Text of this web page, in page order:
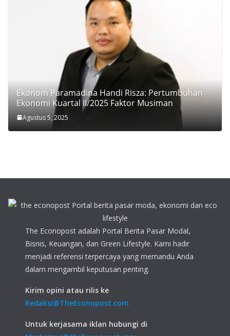
Ekonom Paramadina Handi Risza: Pertumbuhan
Ekonomi Kuartal II/2025 Faktor Musiman
Agustus 5, 2025
The Econopost adalah Portal Berita Pasar Modal,
Bisnis, Keuangan, dan Green Lifestyle. Kami hadir
menjadi referensi terpercaya yang memandu Anda
dalam mengambil keputusan penting.
Kirim opini atau rilis ke
Redaksi@TheEconopost.com
Untuk kerjasama iklan hubungi di